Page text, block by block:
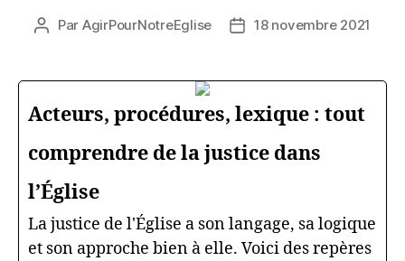
Auteur
Par AgirPourNotreEglise
Date18 novembre 2021
Acteurs, procédures, lexique : tout
comprendre de la justice dans
l’Église
La justice de l'Église a son langage, sa logique
et son approche bien à elle. Voici des repères